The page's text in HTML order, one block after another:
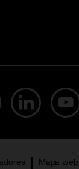
Mapa web